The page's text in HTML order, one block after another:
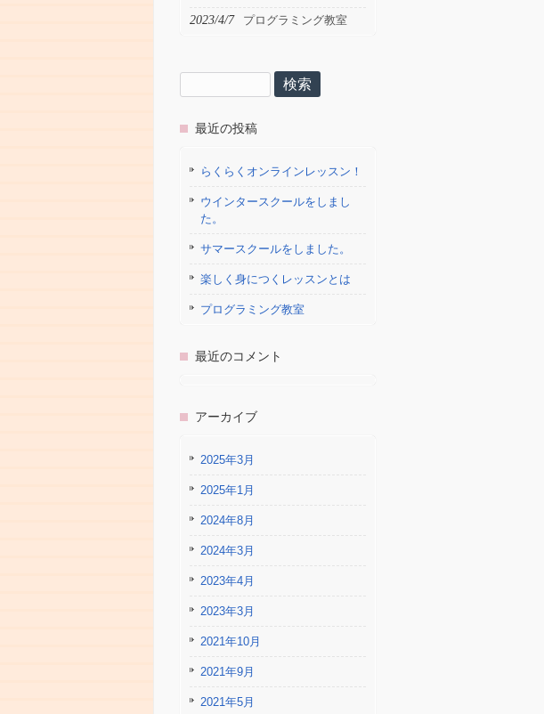
2023/4/7 プログラミング教室
索:
最近の投稿
らくらくオンラインレッスン！
ウインタースクールをしまし
た。
サマースクールをしました。
楽しく身につくレッスンとは
プログラミング教室
最近のコメント
アーカイブ
2025年3月
2025年1月
2024年8月
2024年3月
2023年4月
2023年3月
2021年10月
2021年9月
2021年5月